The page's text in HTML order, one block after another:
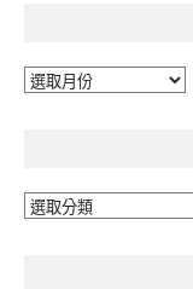
彙
分